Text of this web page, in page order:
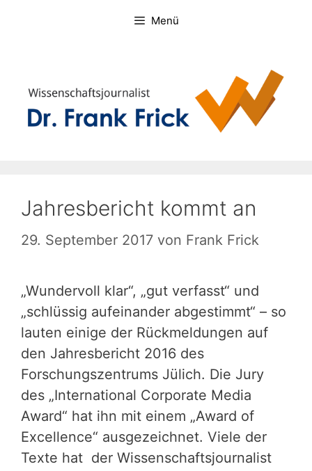
Menü
Jahresbericht kommt an
29. September 2017 von Frank Frick
„Wundervoll klar“, „gut verfasst“ und
„schlüssig aufeinander abgestimmt“ – so
lauten einige der Rückmeldungen auf
den Jahresbericht 2016 des
Forschungszentrums Jülich. Die Jury
des „International Corporate Media
Award“ hat ihn mit einem „Award of
Excellence“ ausgezeichnet. Viele der
Texte hat der Wissenschaftsjournalist